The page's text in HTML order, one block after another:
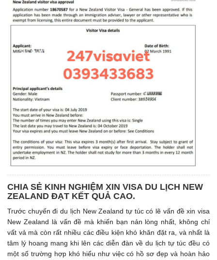
CHIA SẺ KINH NGHIỆM XIN VISA DU LỊCH NEW
ZEALAND ĐẠT KẾT QUẢ CAO.
Trước chuyến đi du lịch New Zealand tự túc có lẽ vấn đề xin visa
New Zealand là vấn đề mà khiến bạn nản lòng nhất, không chỉ
vất vả mà còn rất nhiều các điều kiện khó khăn đặt ra, và nhất là
tâm lý hoang mang khi lên các diễn đàn về du lịch tự túc đều có
một số trường hợp khó hiểu như việc có hồ sơ đẹp và hoàn hảo